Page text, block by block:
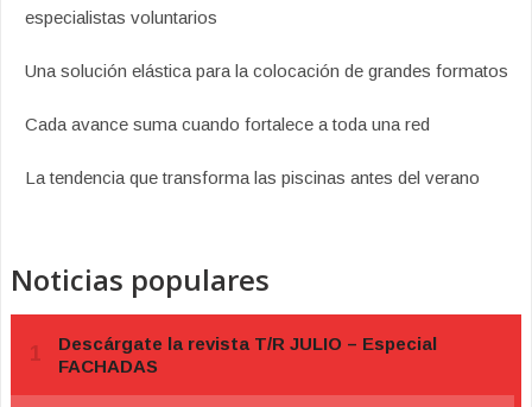
especialistas voluntarios
Una solución elástica para la colocación de grandes formatos
Cada avance suma cuando fortalece a toda una red
La tendencia que transforma las piscinas antes del verano
Noticias populares